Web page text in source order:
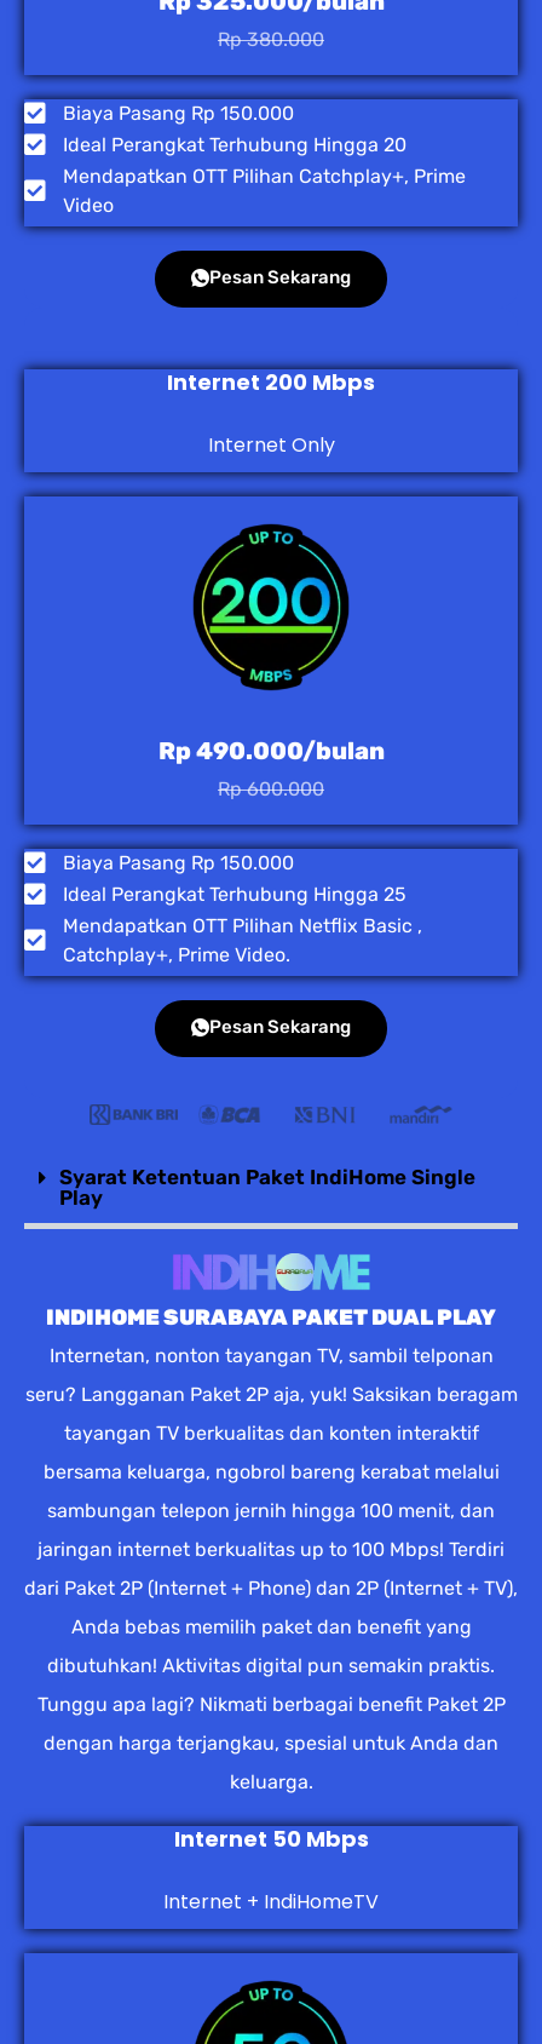
Rp 380.000
Biaya Pasang Rp 150.000
Ideal Perangkat Terhubung Hingga 20
Mendapatkan OTT Pilihan Catchplay+, Prime
Video
Pesan Sekarang
Internet 200 Mbps
Internet Only
Rp 490.000/bulan
Rp 600.000
Biaya Pasang Rp 150.000
Ideal Perangkat Terhubung Hingga 25
Mendapatkan OTT Pilihan Netflix Basic ,
Catchplay+, Prime Video.
Pesan Sekarang
Syarat Ketentuan Paket IndiHome Single
Play
INDIHOME SURABAYA PAKET DUAL PLAY
Internetan, nonton tayangan TV, sambil telponan
seru? Langganan Paket 2P aja, yuk! Saksikan beragam
tayangan TV berkualitas dan konten interaktif
bersama keluarga, ngobrol bareng kerabat melalui
sambungan telepon jernih hingga 100 menit, dan
jaringan internet berkualitas up to 100 Mbps! Terdiri
dari Paket 2P (Internet + Phone) dan 2P (Internet + TV),
Anda bebas memilih paket dan benefit yang
dibutuhkan! Aktivitas digital pun semakin praktis.
Tunggu apa lagi? Nikmati berbagai benefit Paket 2P
dengan harga terjangkau, spesial untuk Anda dan
keluarga.
Internet 50 Mbps
Internet + IndiHomeTV